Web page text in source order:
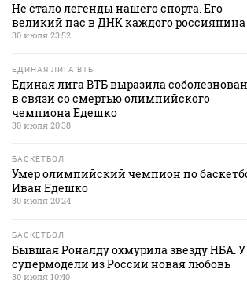
Не стало легенды нашего спорта. Его
великий пас в ДНК каждого россиянина
30 июля 23:52
ЕДИНАЯ ЛИГА ВТБ
Единая лига ВТБ выразила
в связи со смертью олимпийского
чемпиона Едешко
30 июля 20:38
БАСКЕТБОЛ
Умер олимпийский чемпион по
Иван Едешко
30 июля 20:24
БАСКЕТБОЛ
Бывшая Роналду охмурила звезду НБА. У
супермодели из России новая любовь
30 июля 10:40